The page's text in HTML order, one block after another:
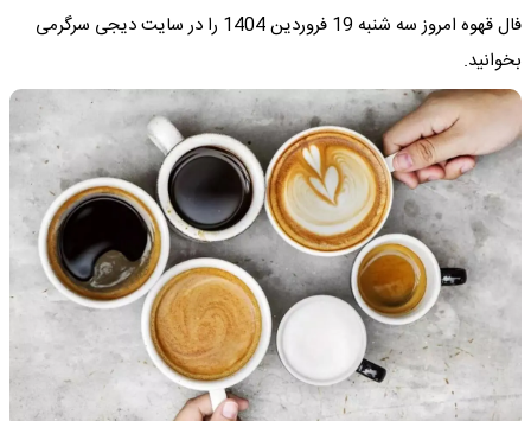
فال قهوه امروز سه شنبه 19 فروردین 1404 را در سایت دیجی سرگرمی
بخوانید.